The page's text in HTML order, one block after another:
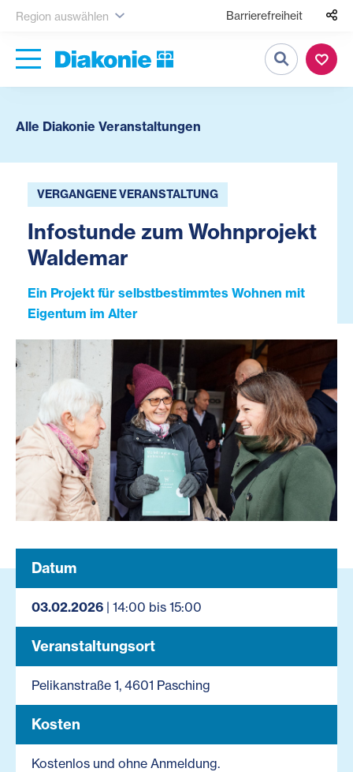
Region auswählen Barrierefreiheit
Suche
Alle Diakonie Veranstaltungen
VERGANGENE VERANSTALTUNG
Infostunde zum Wohnprojekt
Waldemar
Ein Projekt für selbstbestimmtes Wohnen mit
Eigentum im Alter
Datum
03.02.2026 | 14:00 bis 15:00
Veranstaltungsort
Pelikanstraße 1, 4601 Pasching
Kosten
Kostenlos und ohne Anmeldung.